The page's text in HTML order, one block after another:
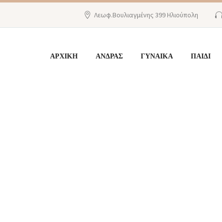
Λεωφ.Βουλιαγμένης 399 Ηλιούπολη
ΑΡΧΙΚΗ ΑΝΔΡΑΣ ΓΥΝΑΙΚΑ ΠΑΙΔΙ